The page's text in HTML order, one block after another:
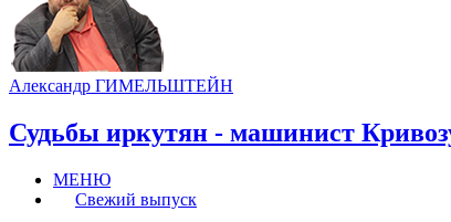
Александр ГИМЕЛЬШТЕЙН
Судьбы иркутян - машинист
МЕНЮ
Свежий выпуск